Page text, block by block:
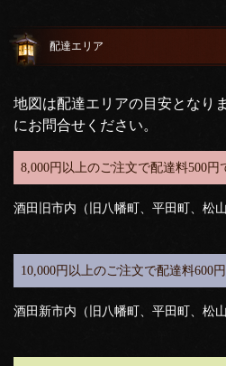
配達エリア
地図は配達エリアの目安となり
にお問合せください。
8,000円以上のご注文で配達料500円
酒田旧市内（旧八幡町、平田町、松山
10,000円以上のご注文で配達料600
酒田新市内（旧八幡町、平田町、松山